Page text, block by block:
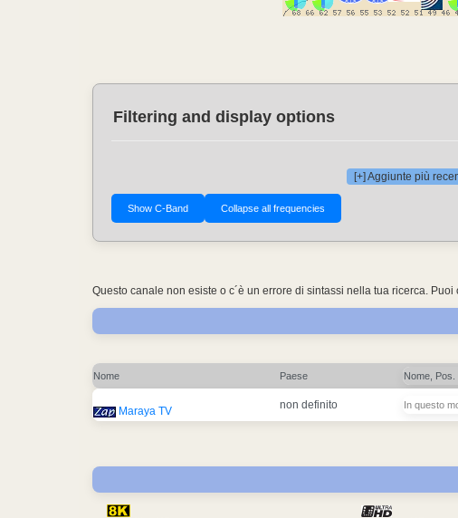
Filtering and display options
[+] Aggiunte più
Questo canale non esiste o c´è un errore di sintassi nella tua ricerca.
Nome Paese Nome, Pos.
Maraya TV non definito In questo